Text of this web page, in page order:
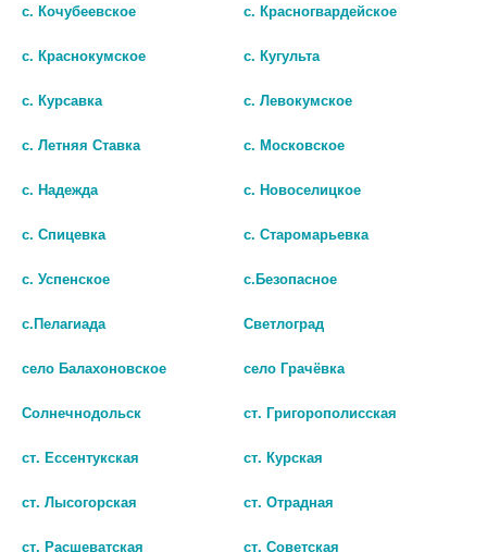
СПИРТ.АНТИСЕПТ.СТЕР.
1 419 руб.
200Х250ММ. №5
В КОРЗИНУ
САЛФЕТКА СПИРТОВАЯ Д/ИН.
135Х185ММ. №150
ИНЕКТА САЛФЕТКА СПИРТ. Д/
ИНЪЕК. 65Х30ММ №20
с. Кочубеевское с. Красногвардейское
с. Краснокумское с. Кугульта
с. Курсавка с. Левокумское
с. Летняя Ставка с. Московское
с. Надежда с. Новоселицкое
с. Спицевка с. Старомарьевка
с. Успенское с.Безопасное
с.Пелагиада Светлоград
село Балахоновское село Грачёвка
Солнечнодольск ст. Григорополисская
ст. Ессентукская ст. Курская
ст. Лысогорская ст. Отрадная
ст. Расшеватская ст. Советская